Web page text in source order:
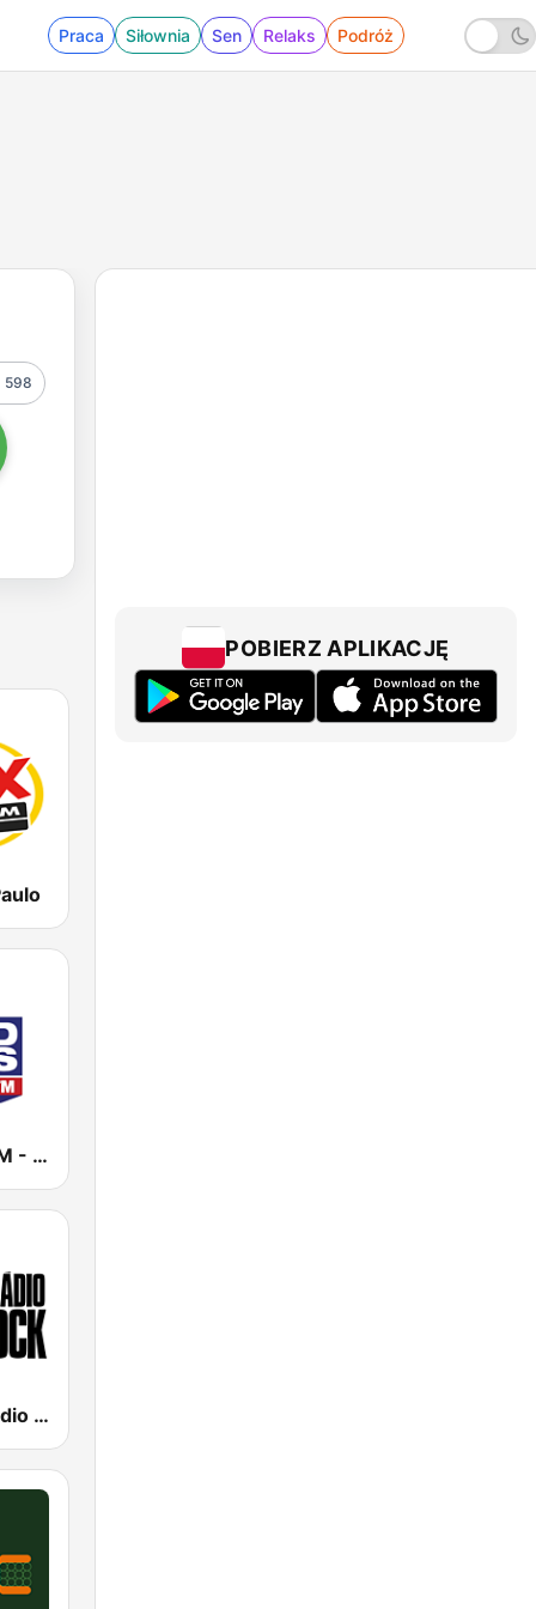
Praca Siłownia Sen Relaks Podróż
598
BandNews FM - 96.9 SP
89 FM - A Rádio Rock
POBIERZ APLIKACJĘ